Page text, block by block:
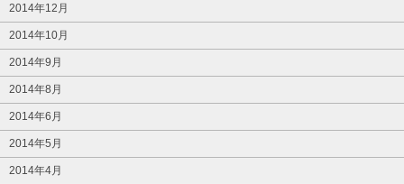
2014年12月
2014年10月
2014年9月
2014年8月
2014年6月
2014年5月
2014年4月